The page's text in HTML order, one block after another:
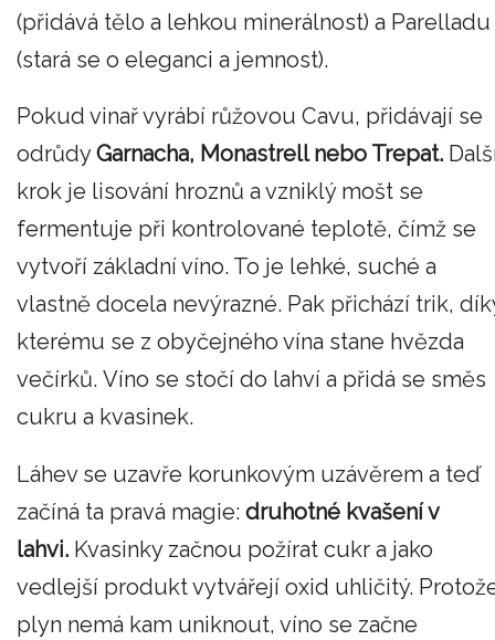
(přidává tělo a lehkou minerálnost) a Parelladu
(stará se o eleganci a jemnost).
Pokud vinař vyrábí růžovou Cavu, přidávají se
odrůdyGarnacha, Monastrell nebo Trepat.
krok je lisování hroznů a vzniklý mošt se
fermentuje při kontrolované teplotě, čímž se
vytvoří základní víno. To je lehké, suché a
vlastně docela nevýrazné. Pak přichází trik,
kterému se z obyčejného vína stane hvězda
večírků. Víno se stočí do lahví a přidá se směs
cukru a kvasinek.
Láhev se uzavře korunkovým uzávěrem a teď
začíná ta pravá magie: druhotné kvašení v
lahvi. Kvasinky začnou požírat cukr a jako
vedlejší produkt vytvářejí oxid uhličitý.
plyn nemá kam uniknout, víno se začne